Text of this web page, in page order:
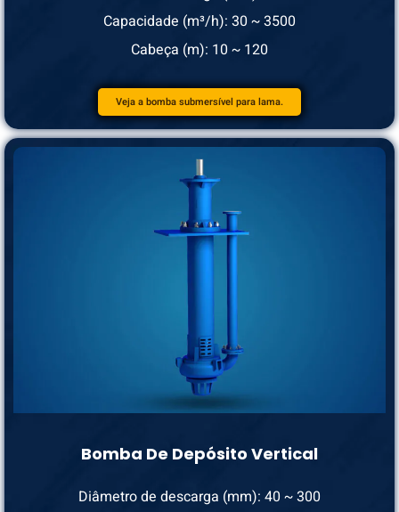
Capacidade (m³/h): 30 ~ 3500
Cabeça (m): 10 ~ 120
Veja a bomba submersível para lama.
Bomba De Depósito Vertical
Diâmetro de descarga (mm): 40 ~ 300